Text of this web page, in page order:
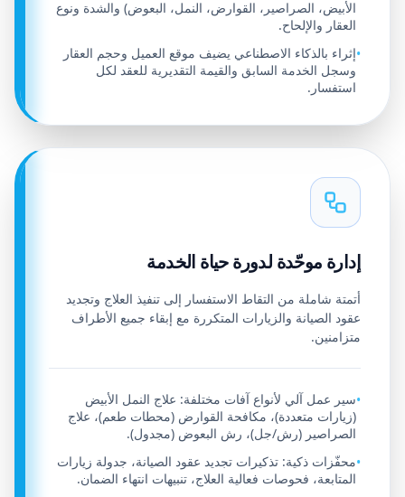
الأبيض، الصراصير، القوارض، النمل، البعوض) والشدة ونوع
العقار والإلحاح.
•إثراء بالذكاء الاصطناعي يضيف موقع العميل وحجم العقار
وسجل الخدمة السابق والقيمة التقديرية للعقد لكل
استفسار.
إدارة موحّدة لدورة حياة الخدمة
أتمتة شاملة من التقاط الاستفسار إلى تنفيذ العلاج وتجديد
عقود الصيانة والزيارات المتكررة مع إبقاء جميع الأطراف
متزامنين.
•سير عمل آلي لأنواع آفات مختلفة: علاج النمل الأبيض
(زيارات متعددة)، مكافحة القوارض (محطات طعم)، علاج
الصراصير (رش/جل)، رش البعوض (مجدول).
•محفّزات ذكية: تذكيرات تجديد عقود الصيانة، جدولة زيارات
المتابعة، فحوصات فعالية العلاج، تنبيهات انتهاء الضمان.